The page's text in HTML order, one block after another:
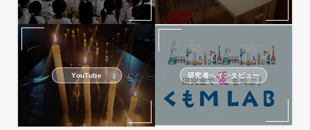
YouTube 研究者へインタビュー